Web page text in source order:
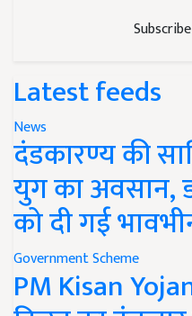
Latest feeds
News
दंडकारण्य की
युग का अवसान,
को दी गई
Government Scheme
PM Kisan